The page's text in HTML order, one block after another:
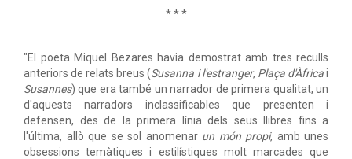
* * *
"El poeta Miquel Bezares havia demostrat amb tres reculls
anteriors de relats breus (Susanna i l'estranger, Plaça d'Àfricai
Susannes) que era també un narrador de primera qualitat, un
d'aquests narradors inclassificables que presenten i
defensen, des de la primera línia dels seus llibres fins a
l'última, allò que se sol anomenar un món propi, amb unes
obsessions temàtiques i estilístiques molt marcades que